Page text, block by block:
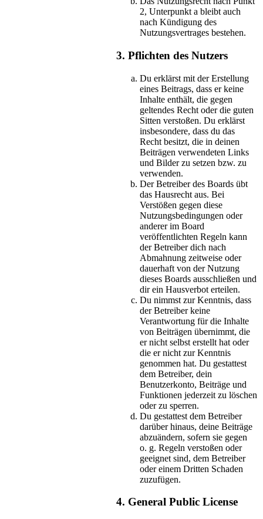
2, Unterpunkt a bleibt auch
nach Kündigung des
Nutzungsvertrages bestehen.
3. Pflichten des Nutzers
Du erklärst mit der Erstellung
eines Beitrags, dass er keine
Inhalte enthält, die gegen
geltendes Recht oder die guten
Sitten verstoßen. Du erklärst
insbesondere, dass du das
Recht besitzt, die in deinen
Beiträgen verwendeten Links
und Bilder zu setzen bzw. zu
verwenden.
Der Betreiber des Boards übt
das Hausrecht aus. Bei
Verstößen gegen diese
Nutzungsbedingungen oder
anderer im Board
veröffentlichten Regeln kann
der Betreiber dich nach
Abmahnung zeitweise oder
dauerhaft von der Nutzung
dieses Boards ausschließen und
dir ein Hausverbot erteilen.
Du nimmst zur Kenntnis, dass
der Betreiber keine
Verantwortung für die Inhalte
von Beiträgen übernimmt, die
er nicht selbst erstellt hat oder
die er nicht zur Kenntnis
genommen hat. Du gestattest
dem Betreiber, dein
Benutzerkonto, Beiträge und
Funktionen jederzeit zu löschen
oder zu sperren.
Du gestattest dem Betreiber
darüber hinaus, deine Beiträge
abzuändern, sofern sie gegen
o. g. Regeln verstoßen oder
geeignet sind, dem Betreiber
oder einem Dritten Schaden
zuzufügen.
4. General Public License